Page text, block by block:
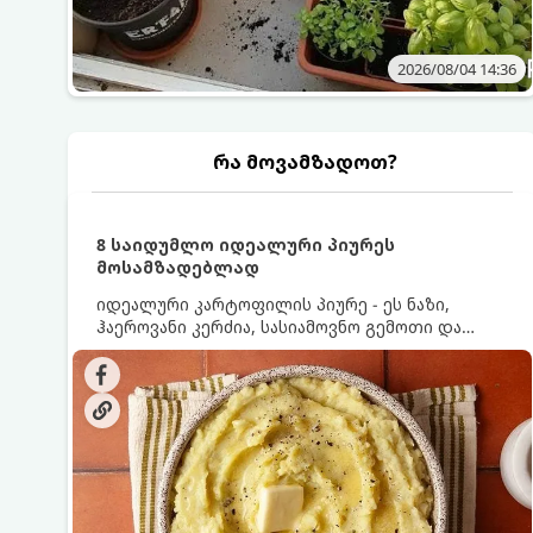
2026/08/04 14:36
რა მოვამზადოთ?
8 საიდუმლო იდეალური პიურეს
მოსამზადებლად
იდეალური კარტოფილის პიურე - ეს ნაზი,
ჰაეროვანი კერძია, სასიამოვნო გემოთი და
ნაღების-მოყვითალო ფერით. მისი მომზადება
ძალიან მარტივია, მაგრამ არსებობს რამდენიმე
საიდუმლო, რომლებიც უნდა იცოდეთ, რომ
პიურე იდეალურად გემრიელი გამოვიდეს.